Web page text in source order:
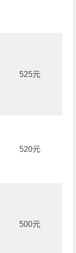
525元
520元
500元